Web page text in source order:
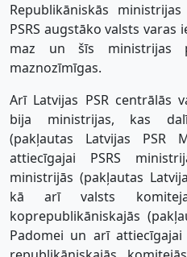
Republikāniskās
PSRS augstāko valsts
maz un šīs ministrijas
maznozīmīgas.
Arī Latvijas PSR centrālās
bija ministrijas, kas
(pakļautas Latvijas PSR
attiecīgajai PSRS
ministrijās (pakļautas
kā arī valsts
koprepublikāniskajās
Padomei un arī